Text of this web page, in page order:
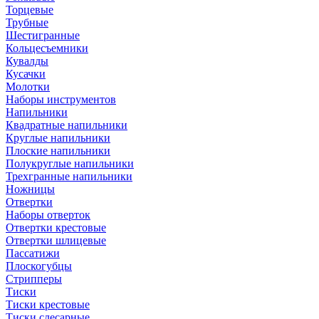
Торцевые
Трубные
Шестигранные
Кольцесъемники
Кувалды
Кусачки
Молотки
Наборы инструментов
Напильники
Квадратные напильники
Круглые напильники
Плоские напильники
Полукруглые напильники
Трехгранные напильники
Ножницы
Отвертки
Наборы отверток
Отвертки крестовые
Отвертки шлицевые
Пассатижи
Плоскогубцы
Стрипперы
Тиски
Тиски крестовые